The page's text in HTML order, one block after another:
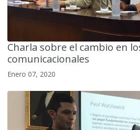
Charla sobre el cambio en
comunicacionales
Enero 07, 2020